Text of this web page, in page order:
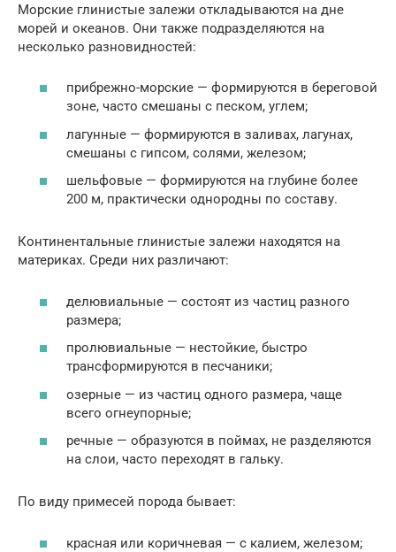
Морские глинистые залежи откладываются на дне
морей и океанов. Они также подразделяются на
несколько разновидностей:
прибрежно-морские — формируются в береговой
зоне, часто смешаны с песком, углем;
лагунные — формируются в заливах, лагунах,
смешаны с гипсом, солями, железом;
шельфовые — формируются на глубине более
200 м, практически однородны по составу.
Континентальные глинистые залежи находятся на
материках. Среди них различают:
делювиальные — состоят из частиц разного
размера;
пролювиальные — нестойкие, быстро
трансформируются в песчаники;
озерные — из частиц одного размера, чаще
всего огнеупорные;
речные — образуются в поймах, не разделяются
на слои, часто переходят в гальку.
По виду примесей порода бывает:
красная или коричневая — с калием, железом;